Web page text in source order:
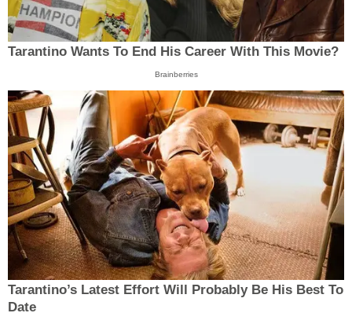
Tarantino Wants To End His Career With This Movie?
Brainberries
Tarantino’s Latest Effort Will Probably Be His Best To
Date